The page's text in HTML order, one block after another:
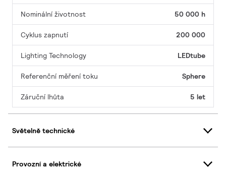
Nominální životnost 50 000 h
Cyklus zapnutí 200 000
Lighting Technology LEDtube
Referenční měření toku Sphere
Záruční lhůta 5 let
Světelně technické
Provozní a elektrické